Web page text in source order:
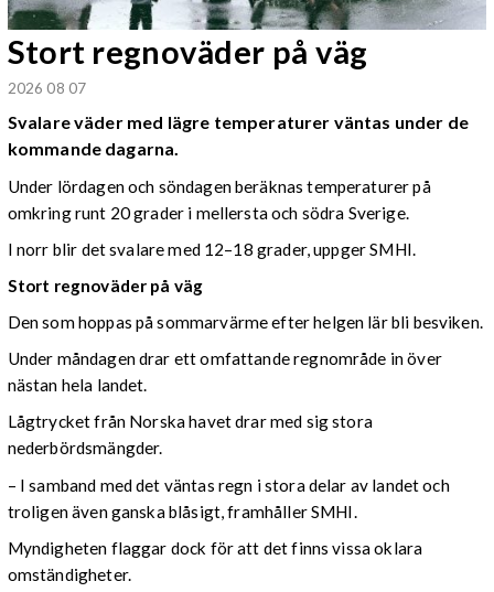
Stort regnoväder på väg
2026 08 07
Svalare väder med lägre temperaturer väntas under de
kommande dagarna.
Under lördagen och söndagen beräknas temperaturer på
omkring runt 20 grader i mellersta och södra Sverige.
I norr blir det svalare med 12–18 grader, uppger SMHI.
Stort regnoväder på väg
Den som hoppas på sommarvärme efter helgen lär bli besviken.
Under måndagen drar ett omfattande regnområde in över
nästan hela landet.
Lågtrycket från Norska havet drar med sig stora
nederbördsmängder.
– I samband med det väntas regn i stora delar av landet och
troligen även ganska blåsigt, framhåller SMHI.
Myndigheten flaggar dock för att det finns vissa oklara
omständigheter.